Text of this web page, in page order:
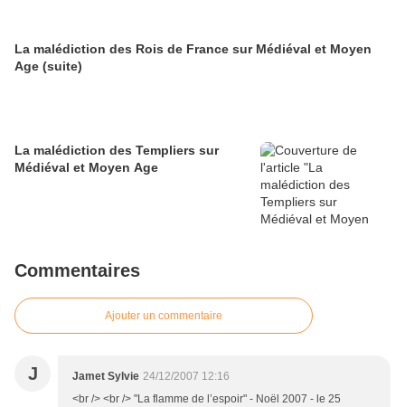
La malédiction des Rois de France sur Médiéval et Moyen
Age (suite)
La malédiction des Templiers sur
Médiéval et Moyen Age
Commentaires
Ajouter un commentaire
J Jamet Sylvie 24/12/2007 12:16
<br /> <br /> "La flamme de l’espoir" - Noël 2007 - le 25